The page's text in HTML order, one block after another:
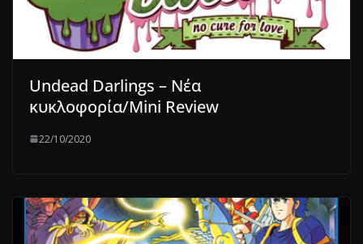
Undead Darlings – Νέα
κυκλοφορία/Mini Review
22/10/2020